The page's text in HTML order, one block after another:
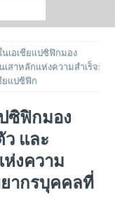
เอเชียแปซิฟิกมอง
สาหลักแห่งความสำเร็จ:
ยแปซิฟิก
ซิฟิกมอง
และ
งความ
ากรบุคคลที่